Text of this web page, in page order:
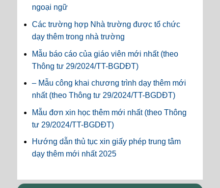
ngoại ngữ
Các trường hợp Nhà trường được tổ chức
dạy thêm trong nhà trường
Mẫu báo cáo của giáo viên mới nhất (theo
Thông tư 29/2024/TT-BGDĐT)
– Mẫu công khai chương trình dạy thêm mới
nhất (theo Thông tư 29/2024/TT-BGDĐT)
Mẫu đơn xin học thêm mới nhất (theo Thông
tư 29/2024/TT-BGDĐT)
Hướng dẫn thủ tục xin giấy phép trung tâm
dạy thêm mới nhất 2025